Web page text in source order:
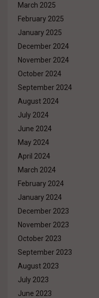
March 2025
February 2025
January 2025
December 2024
November 2024
October 2024
September 2024
August 2024
July 2024
June 2024
May 2024
April 2024
March 2024
February 2024
January 2024
December 2023
November 2023
October 2023
September 2023
August 2023
July 2023
June 2023